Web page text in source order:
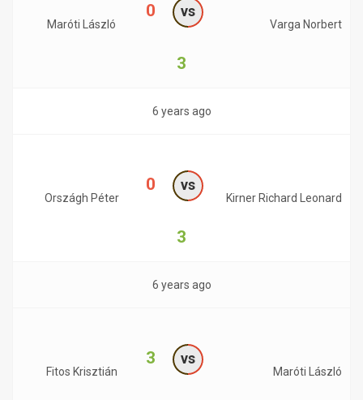
Maróti László
0 vs
3
Varga Norbert
6 years ago
Országh Péter
0 vs
3
Kirner Richard Leonard
6 years ago
Fitos Krisztián
3 vs
Maróti László